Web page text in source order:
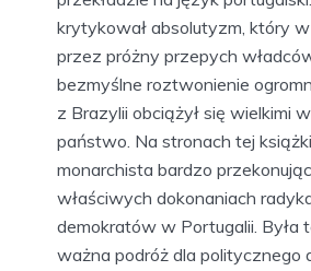
krytykował absolutyzm, który
przez próżny przepych
bezmyślne roztwonienie
z Brazylii obciążył się wielkimi
państwo. Na stronach tej
monarchista bardzo
właściwych dokonaniach
demokratów w Portugalii. Była
ważna podróż dla politycznego